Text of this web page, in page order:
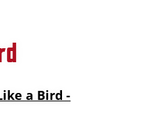
a Bird -